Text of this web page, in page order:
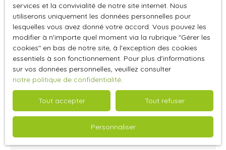
services et la convivialité de notre site internet. Nous
utiliserons uniquement les données personnelles pour
lesquelles vous avez donné votre accord. Vous pouvez les
modifier à n'importe quel moment via la rubrique ″Gérer les
cookies″ en bas de notre site, à l'exception des cookies
essentiels à son fonctionnement. Pour plus d'informations
sur vos données personnelles, veuillez consulter
notre politique de confidentialité.
Tout accepter Tout refuser
Personnaliser